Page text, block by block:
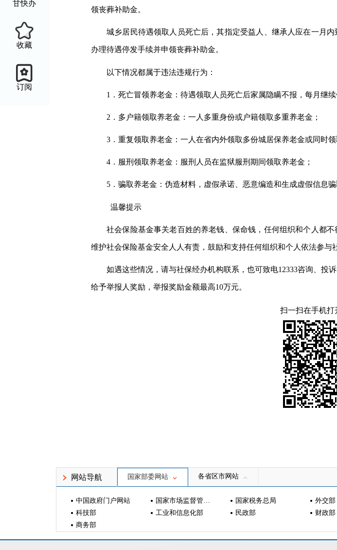
甘快办
收藏
订阅
领丧葬补助金。
城乡居民待遇领取人员死亡后，其指定受益人、继承人应在一月
办理待遇停发手续并申领丧葬补助金。
以下情况都属于违法违规行为：
1．死亡冒领养老金：待遇领取人员死亡后家属隐瞒不报，每月继续
2．多户籍领取养老金：一人多重身份或户籍领取多重养老金；
3．重复领取养老金：一人在省内外领取多份城居保养老金或同时
4．服刑领取养老金：服刑人员在监狱服刑期间领取养老金；
5．骗取养老金：伪造材料，虚假承诺、恶意编造和生成虚假信息骗
温馨提示
社会保险基金事关老百姓的养老钱、保命钱，任何组织和个人都
维护社会保险基金安全人人有责，鼓励和支持任何组织和个人依法参与
如遇这些情况，请与社保经办机构联系，也可致电12333咨询、投
给予举报人奖励，举报奖励金额最高10万元。
扫一扫在手机打
网站导航 国家部委网站 各省区市网站
中国政府门户网站 国家市场监督管理总局 国家税务总局 外交部
科技部
工业和信息化部 民政部 财政部
商务部